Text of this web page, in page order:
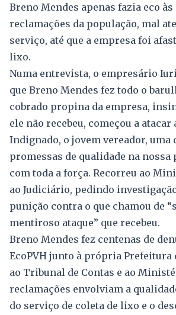
Breno Mendes apenas fazia eco
reclamações da população, mal
serviço, até que a empresa foi
lixo.
Numa entrevista, o empresário
que Breno Mendes fez todo o
cobrado propina da empresa,
ele não recebeu, começou a atacar
Indignado, o jovem vereador, uma
promessas de qualidade na
com toda a força. Recorreu ao
ao Judiciário, pedindo
punição contra o que chamou de
mentiroso ataque” que recebeu.
Breno Mendes fez centenas de
EcoPVH junto à própria Prefeitura
ao Tribunal de Contas e ao
reclamações envolviam a
do serviço de coleta de lixo e o